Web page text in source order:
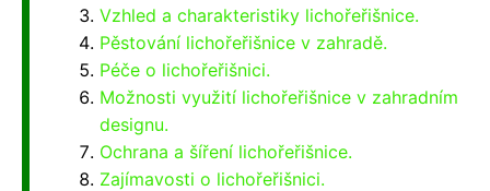
Vzhled a charakteristiky lichořeřišnice.
Pěstování lichořeřišnice v zahradě.
Péče o lichořeřišnici.
Možnosti využití lichořeřišnice v zahradním
designu.
Ochrana a šíření lichořeřišnice.
Zajímavosti o lichořeřišnici.